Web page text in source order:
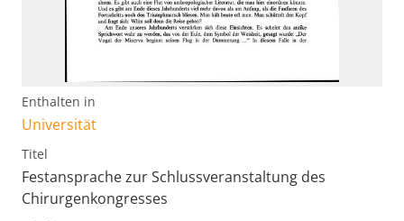
Enthalten in
Universität
Titel
Festansprache zur Schlussveranstaltung des
Chirurgenkongresses